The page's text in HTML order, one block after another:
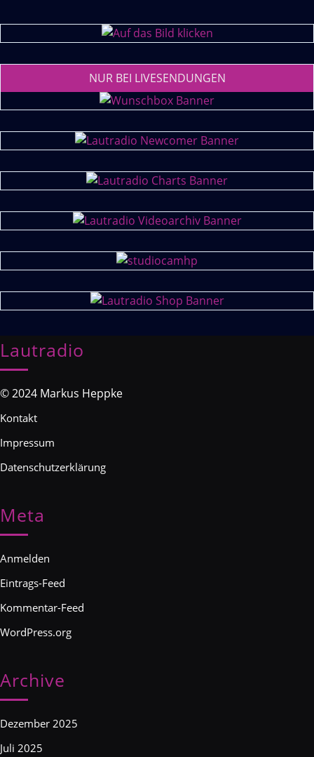
NUR BEI LIVESENDUNGEN
Lautradio
© 2024 Markus Heppke
Kontakt
Impressum
Datenschutzerklärung
Meta
Anmelden
Eintrags-Feed
Kommentar-Feed
WordPress.org
Archive
Dezember 2025
Juli 2025